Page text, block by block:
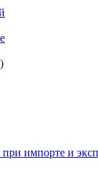
импорте и